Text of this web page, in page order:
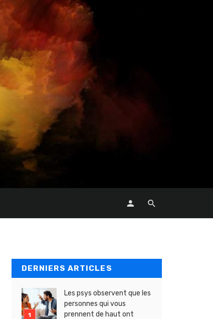
DERNIERS ARTICLES
Les psys observent que les
personnes qui vous
prennent de haut ont